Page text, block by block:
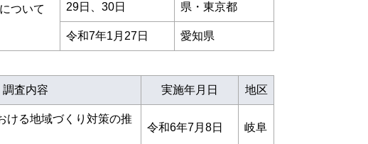
ついて
29日、30日
県・東京都
令和7年1月27日 愛知県
調査内容 実施年月日 地区
ける地域づくり対策の推
令和6年7月8日 岐阜